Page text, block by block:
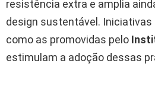
resistência extra e amplia
design sustentável.
como as promovidas pelo
estimulam a adoção dessas